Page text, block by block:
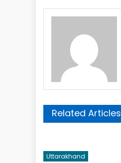
Related Articles
Uttarakhand